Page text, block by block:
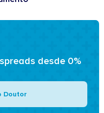
desde 0%
Doutor